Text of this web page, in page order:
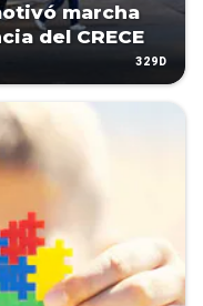
marcha
del CRECE
329D